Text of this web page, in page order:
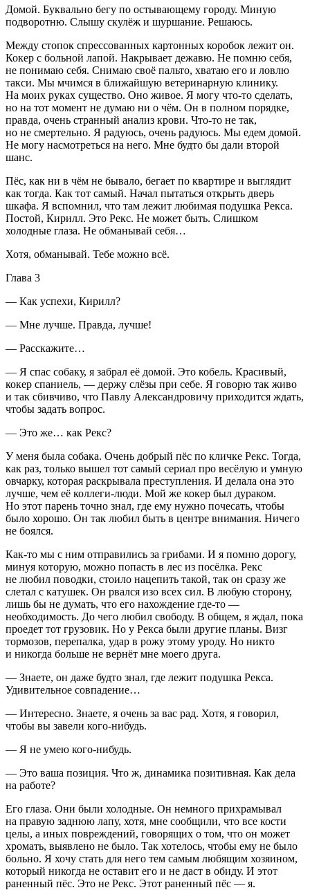
Домой. Буквально бегу по остывающему городу. Миную
подворотню. Слышу скулёж и шуршание. Решаюсь.
Между стопок спрессованных картонных коробок лежит он.
Кокер с больной лапой. Накрывает дежавю. Не помню себя,
не понимаю себя. Снимаю своё пальто, хватаю его и ловлю
такси. Мы мчимся в ближайшую ветеринарную клинику.
На моих руках существо. Оно живое. Я могу что-то сделать,
но на тот момент не думаю ни о чём. Он в полном порядке,
правда, очень странный анализ крови. Что-то не так,
но не смертельно. Я радуюсь, очень радуюсь. Мы едем домой.
Не могу насмотреться на него. Мне будто бы дали второй
шанс.
Пёс, как ни в чём не бывало, бегает по квартире и выглядит
как тогда. Как тот самый. Начал пытаться открыть дверь
шкафа. Я вспомнил, что там лежит любимая подушка Рекса.
Постой, Кирилл. Это Рекс. Не может быть. Слишком
холодные глаза. Не обманывай себя…
Хотя, обманывай. Тебе можно всё.
Глава 3
— Как успехи, Кирилл?
— Мне лучше. Правда, лучше!
— Расскажите…
— Я спас собаку, я забрал её домой. Это кобель. Красивый,
кокер спаниель, — держу слёзы при себе. Я говорю так живо
и так сбивчиво, что Павлу Александровичу приходится ждать,
чтобы задать вопрос.
— Это же… как Рекс?
У меня была собака. Очень добрый пёс по кличке Рекс. Тогда,
как раз, только вышел тот самый сериал про весёлую и умную
овчарку, которая раскрывала преступления. И делала она это
лучше, чем её коллеги-люди. Мой же кокер был дураком.
Но этот парень точно знал, где ему нужно почесать, чтобы
было хорошо. Он так любил быть в центре внимания. Ничего
не боялся.
Как-то мы с ним отправились за грибами. И я помню дорогу,
минуя которую, можно попасть в лес из посёлка. Рекс
не любил поводки, стоило нацепить такой, так он сразу же
слетал с катушек. Он рвался изо всех сил. В любую сторону,
лишь бы не думать, что его нахождение где-то —
необходимость. До чего любил свободу. В общем, я ждал, пока
проедет тот грузовик. Но у Рекса были другие планы. Визг
тормозов, перепалка, удар в рожу этому уроду. Но никто
и никогда больше не вернёт мне моего друга.
— Знаете, он даже будто знал, где лежит подушка Рекса.
Удивительное совпадение…
— Интересно. Знаете, я очень за вас рад. Хотя, я говорил,
чтобы вы завели кого-нибудь.
— Я не умею кого-нибудь.
— Это ваша позиция. Что ж, динамика позитивная. Как дела
на работе?
Его глаза. Они были холодные. Он немного прихрамывал
на правую заднюю лапу, хотя, мне сообщили, что все кости
целы, а иных повреждений, говорящих о том, что он может
хромать, выявлено не было. Так хотелось, чтобы ему не было
больно. Я хочу стать для него тем самым любящим хозяином,
который никогда не оставит его и не даст в обиду. И этот
раненный пёс. Это не Рекс. Этот раненный пёс — я.